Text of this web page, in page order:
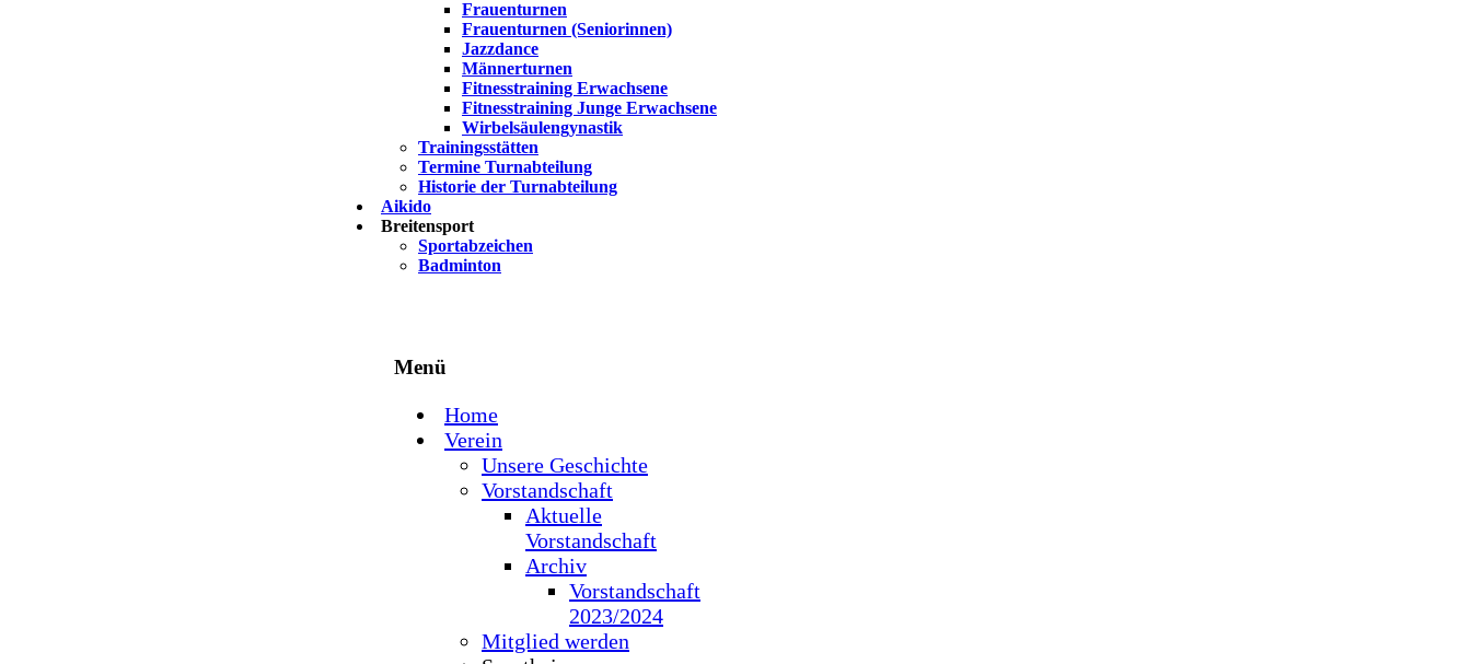
Frauenturnen
Frauenturnen (Seniorinnen)
Jazzdance
Männerturnen
Fitnesstraining Erwachsene
Fitnesstraining Junge Erwachsene
Wirbelsäulengynastik
Trainingsstätten
Termine Turnabteilung
Historie der Turnabteilung
Aikido
Breitensport
Sportabzeichen
Badminton
Menü
Home
Verein
Unsere Geschichte
Vorstandschaft
Aktuelle
Vorstandschaft
Archiv
Vorstandschaft
2023/2024
Mitglied werden